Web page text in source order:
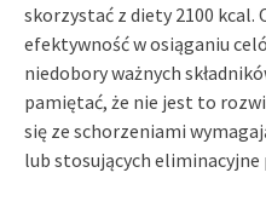
skorzystać z diety 2100
efektywność w osiąganiu
niedobory ważnych
pamiętać, że nie jest to
się ze schorzeniami
lub stosujących eliminacyjne